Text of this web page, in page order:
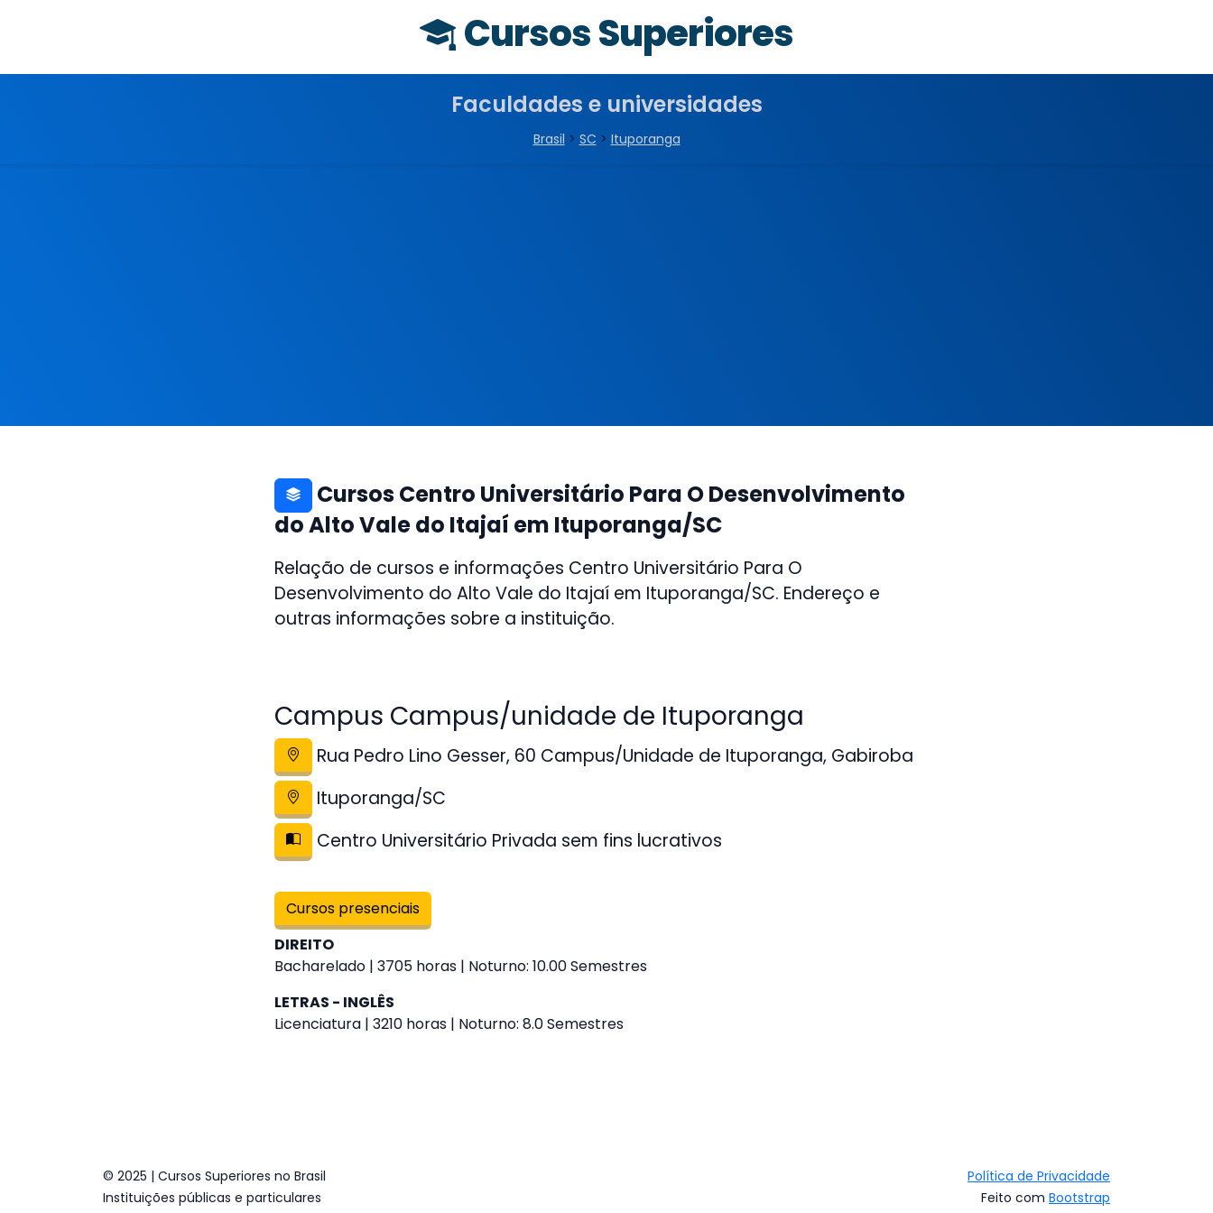
Cursos Superiores
Faculdades e universidades
Brasil > SC > Ituporanga
Cursos Centro Universitário Para O Desenvolvimento
do Alto Vale do Itajaí em Ituporanga/SC
Relação de cursos e informações Centro Universitário Para O
Desenvolvimento do Alto Vale do Itajaí em Ituporanga/SC. Endereço e
outras informações sobre a instituição.
Campus Campus/unidade de Ituporanga
Rua Pedro Lino Gesser, 60 Campus/Unidade de Ituporanga, Gabiroba
Ituporanga/SC
Centro Universitário Privada sem fins lucrativos
Cursos presenciais
DIREITO
Bacharelado | 3705 horas | Noturno: 10.00 Semestres
LETRAS - INGLÊS
Licenciatura | 3210 horas | Noturno: 8.0 Semestres
© 2025 | Cursos Superiores no Brasil
Instituições públicas e particulares
Política de Privacidade
Feito com Bootstrap